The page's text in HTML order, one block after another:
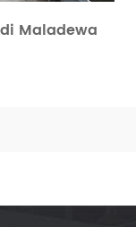
Maladewa